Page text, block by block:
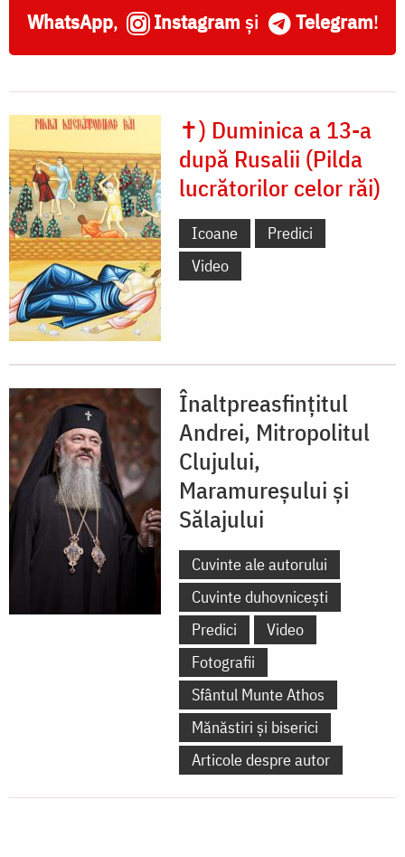
WhatsApp, Instagram și Telegram!
✝) Duminica a 13-a
după Rusalii (Pilda
lucrătorilor celor răi)
Icoane
Predici
Video
Înaltpreasfințitul
Andrei, Mitropolitul
Clujului,
Maramureșului și
Sălajului
Cuvinte ale autorului
Cuvinte duhovnicești
Predici
Video
Fotografii
Sfântul Munte Athos
Mănăstiri și biserici
Articole despre autor